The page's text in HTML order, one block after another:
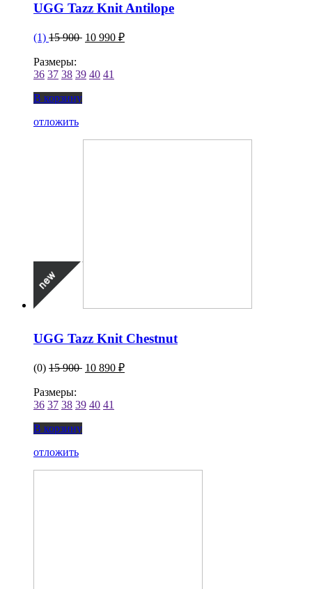
UGG Tazz Knit Antilope
(1) 15 900 10 990 ₽
Размеры:
36 37 38 39 40 41
В корзину
отложить
UGG Tazz Knit Chestnut
(0) 15 900 10 890 ₽
Размеры:
36 37 38 39 40 41
В корзину
отложить